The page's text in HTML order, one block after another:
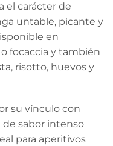
el carácter de
untable, picante y
en
focaccia y también
risotto, huevos y
su vínculo con
de sabor intenso
para aperitivos